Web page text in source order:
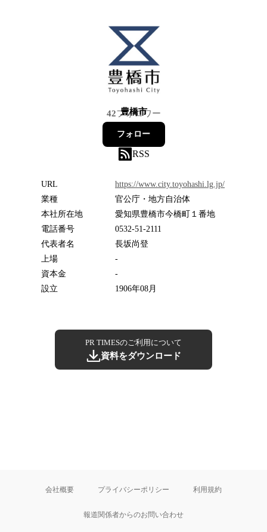
豊橋市
42フォロワー
フォロー
RSS
URL
https://www.city.toyohashi.lg.jp/
業種
官公庁・地方自治体
本社所在地
愛知県豊橋市今橋町１番地
電話番号
0532-51-2111
代表者名
長坂尚登
上場
-
資本金
-
設立
1906年08月
PR TIMESのご利用について
資料をダウンロード
会社概要 プライバシーポリシー 利用規約
報道関係者からのお問い合わせ